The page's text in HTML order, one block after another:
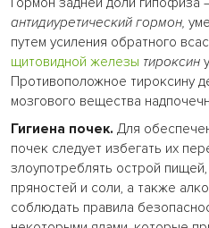
антидиуретический гормон,
путем усиления обратного
щитовидной железы тироксин
Противоположное тироксину
мозгового вещества
Гигиена почек. Для
почек следует избегать их
злоупотреблять острой
пряностей и соли, а также
соблюдать правила